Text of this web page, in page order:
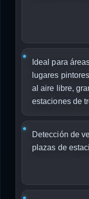
Ideal para
lugares
al aire libre,
estaciones de
Detección de
plazas de